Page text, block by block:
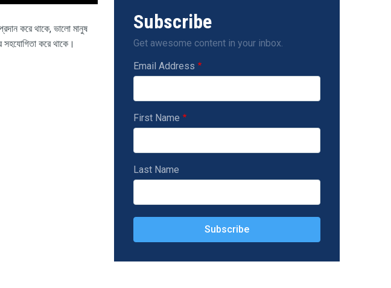
করে থাকে, ভালো মানুষ
সহযোগিতা করে থাকে।
Subscribe
Get awesome content in your inbox.
Email Address
First Name
Last Name